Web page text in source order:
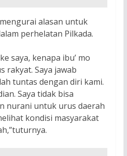
alasan untuk
perhelatan Pilkada.
saya, kenapa ibu’ mo
rakyat. Saya jawab
tuntas dengan diri kami.
Saya tidak bisa
nurani untuk urus daerah
kondisi masyarakat